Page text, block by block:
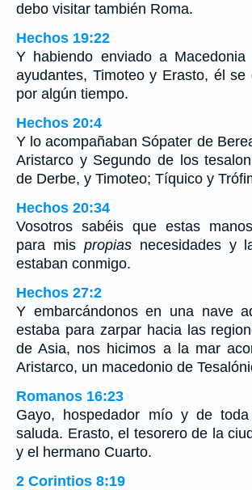
debo visitar también Roma.
Hechos 19:22
Y habiendo enviado a
ayudantes, Timoteo y Erasto, él se
por algún tiempo.
Hechos 20:4
Y lo acompañaban Sópater de
Aristarco y Segundo de los
de Derbe, y Timoteo; Tíquico y
Hechos 20:34
Vosotros sabéis que estas
para mis propiasnecesidades y
estaban conmigo.
Hechos 27:2
Y embarcándonos en una nave
estaba para zarpar hacia las
de Asia, nos hicimos a la mar
Aristarco, un macedonio de
Romanos 16:23
Gayo, hospedador mío y de
saluda. Erasto, el tesorero de la
y el hermano Cuarto.
2 Corintios 8:19